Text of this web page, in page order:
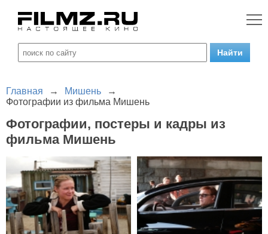
Главная → Мишень
→
Фотографии из фильма Мишень
Фотографии, постеры и кадры из
фильма Мишень